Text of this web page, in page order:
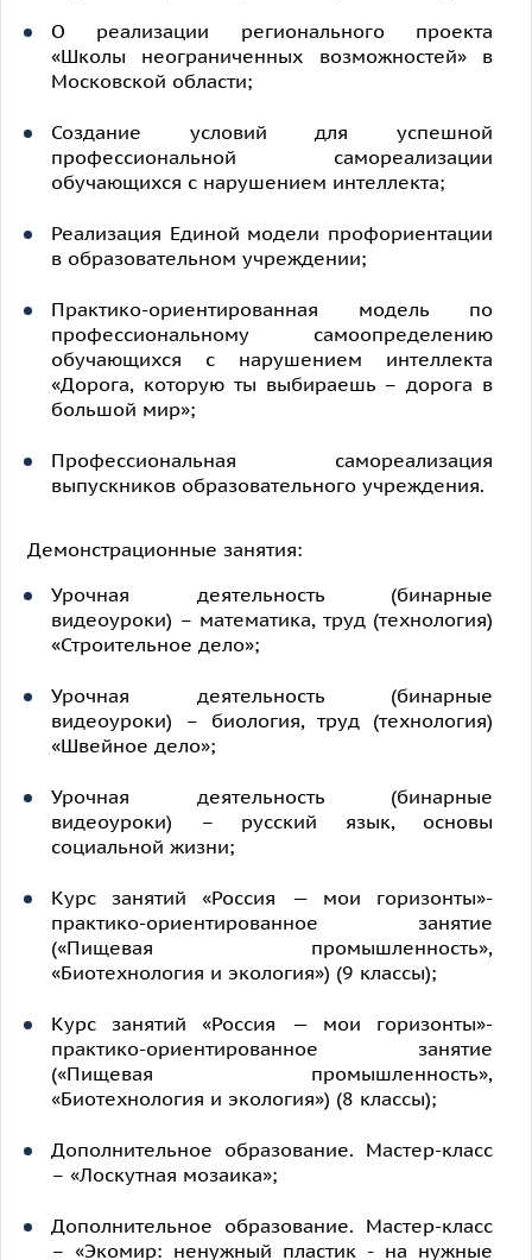
О реализации регионального проекта
«Школы неограниченных возможностей» в
Московской области;
Создание условий для успешной
профессиональной самореализации
обучающихся с нарушением интеллекта;
Реализация Единой модели профориентации
в образовательном учреждении;
Практико-ориентированная модель по
профессиональному самоопределению
обучающихся с нарушением интеллекта
«Дорога, которую ты выбираешь – дорога в
большой мир»;
Профессиональная самореализация
выпускников образовательного учреждения.
Демонстрационные занятия:
Урочная деятельность (бинарные
видеоуроки) – математика, труд (технология)
«Строительное дело»;
Урочная деятельность (бинарные
видеоуроки) – биология, труд (технология)
«Швейное дело»;
Урочная деятельность (бинарные
видеоуроки) – русский язык, основы
социальной жизни;
Курс занятий «Россия — мои горизонты»-
практико-ориентированное занятие
(«Пищевая промышленность»,
«Биотехнология и экология») (9 классы);
Курс занятий «Россия — мои горизонты»-
практико-ориентированное занятие
(«Пищевая промышленность»,
«Биотехнология и экология») (8 классы);
Дополнительное образование. Мастер-класс
– «Лоскутная мозаика»;
Дополнительное образование. Мастер-класс
– «Экомир: ненужный пластик - на нужные